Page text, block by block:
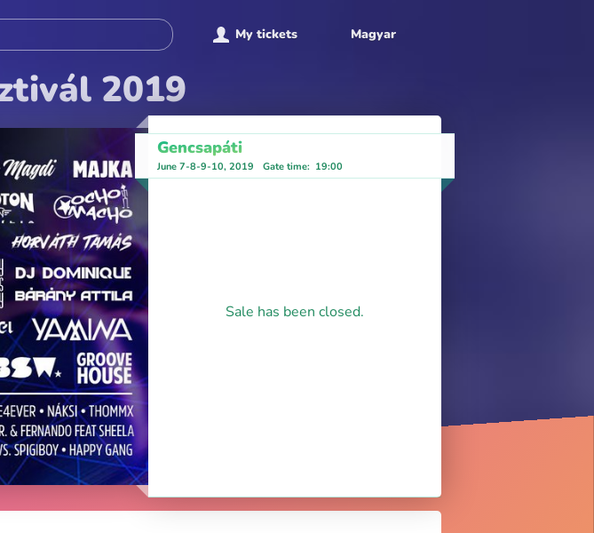
My tickets Magyar
2019
Gencsapáti
June 7-8-9-10, 2019 Gate time: 19:00
Sale has been closed.